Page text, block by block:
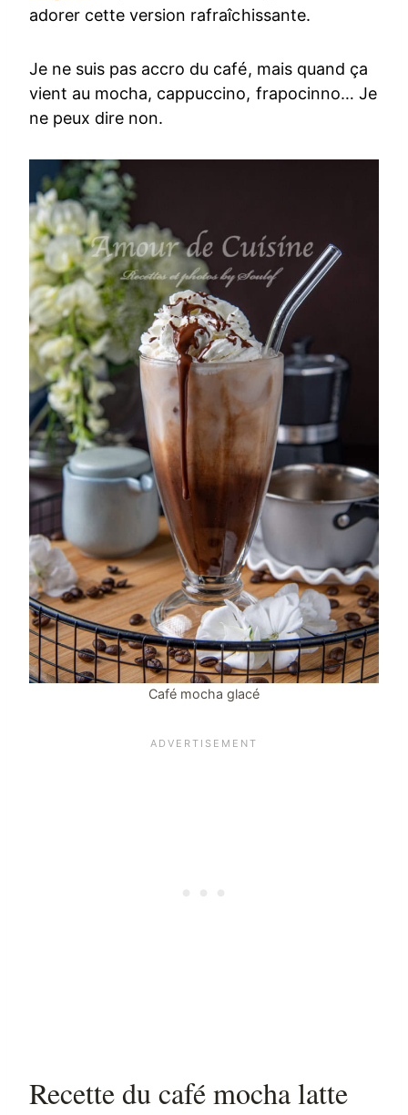
adorer cette version rafraîchissante.
Je ne suis pas accro du café, mais quand ça
vient au mocha, cappuccino, frapocinno… Je
ne peux dire non.
Café mocha glacé
Recette du café mocha latte